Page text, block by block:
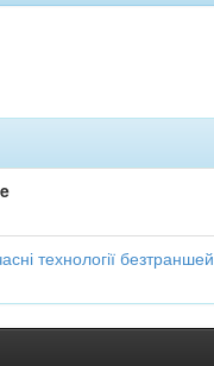
технології